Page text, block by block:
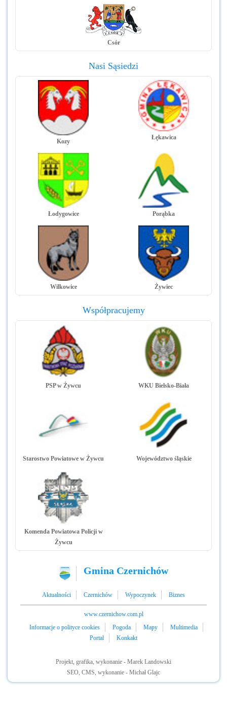
Csór
Nasi Sąsiedzi
Kozy
Łękawica
Łodygowice Porąbka
Wilkowice Żywiec
Współpracujemy
PSP w Żywcu WKU Bielsko-Biała
Starostwo Powiatowe w Żywcu Województwo śląskie
Komenda Powiatowa Policji w
Żywcu
Gmina Czernichów
Aktualności Czernichów Wypoczynek Biznes
www.czernichow.com.pl
Informacje o polityce cookies
Pogoda Mapy
Multimedia
Portal
Konkakt
Projekt, grafika, wykonanie - Marek Landowski
SEO, CMS, wykonanie - Michał Glajc